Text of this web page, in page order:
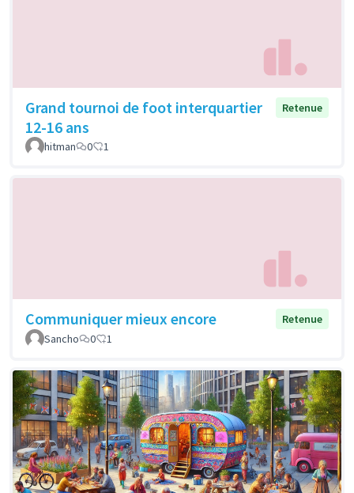
Grand tournoi de foot interquartier
12-16 ans
Retenue
hitman 0 1
Communiquer mieux encore
Retenue
Sancho
0 1